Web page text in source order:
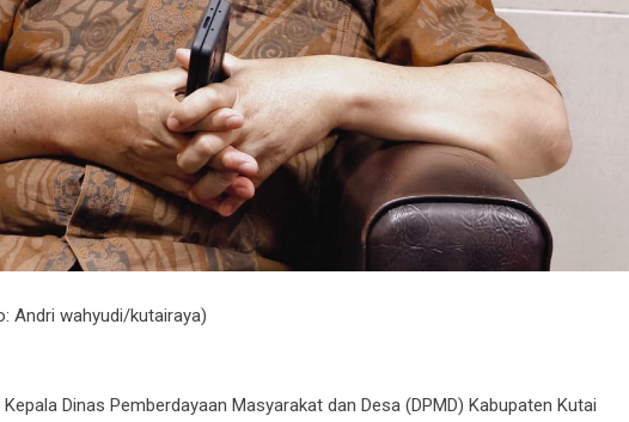
Andri wahyudi/kutairaya)
Kepala Dinas Pemberdayaan Masyarakat dan Desa (DPMD) Kabupaten Kutai